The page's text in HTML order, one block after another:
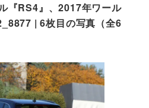
『RS4』、2017年ワール
| 6枚目の写真（全6